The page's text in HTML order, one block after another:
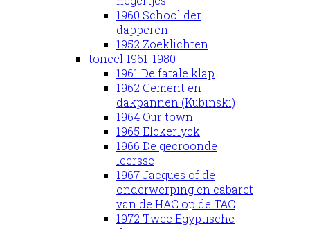
1960 School der
dapperen
1952 Zoeklichten
toneel 1961-1980
1961 De fatale klap
1962 Cement en
dakpannen (Kubinski)
1964 Our town
1965 Elckerlyck
1966 De gecroonde
leersse
1967 Jacques of de
onderwerping en cabaret
van de HAC op de TAC
1972 Twee Egyptische